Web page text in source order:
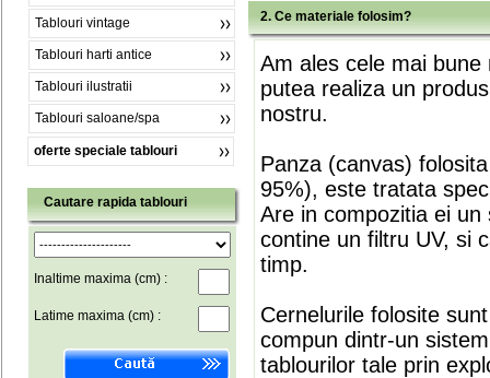
Tablouri vintage
Tablouri harti antice
Tablouri ilustratii
Tablouri saloane/spa
oferte speciale tablouri
Cautare rapida tablouri
Inaltime maxima (cm) :
Latime maxima (cm) :
2. Ce materiale folosim?
Am ales cele mai
putea realiza un
nostru.
Panza (canvas)
95%), este tratata
Are in compozitia ei
contine un filtru UV, si
timp.
Cernelurile folosite
compun dintr-un
tablourilor tale prin